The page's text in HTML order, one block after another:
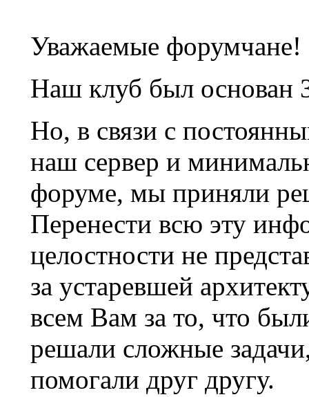
Уважаемые форумчане!
Наш клуб был основан
Но, в связи с
наш сервер и
форуме, мы приняли
Перенести всю эту
целостности не
за устаревшей
всем Вам за то, что
решали сложные
помогали друг другу.